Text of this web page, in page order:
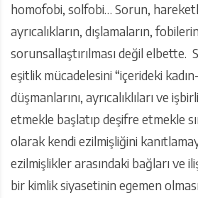
homofobi, solfobi… Sorun,
ayrıcalıkların, dışlamaların,
sorunsallaştırılması değil elbette.
eşitlik mücadelesini “içerideki
düşmanlarını, ayrıcalıklıları ve
etmekle başlatıp deşifre etmekle
olarak kendi ezilmişliğini
ezilmişlikler arasındaki bağları ve
bir kimlik siyasetinin egemen